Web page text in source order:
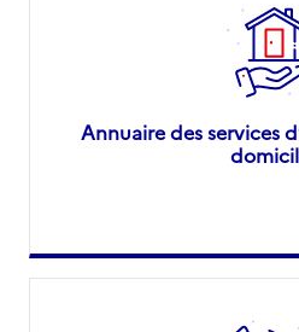
Annuaire des services